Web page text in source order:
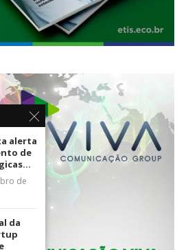
alerta
de
de
da